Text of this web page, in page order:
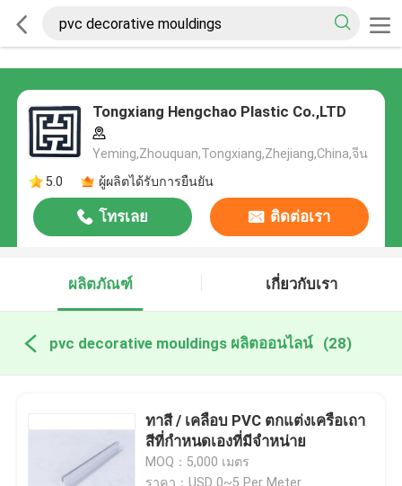
Tongxiang Hengchao Plastic Co.,LTD
Yeming,Zhouquan,Tongxiang,Zhejiang,China,จีน
5.0
ผู้ผลิตได้รับการยืนยัน
โทรเลย ติดต่อเรา
ผลิตภัณฑ์ เกี่ยวกับเรา
pvc decorative mouldings ผลิตออนไลน์ (28)
ทาสี / เคลือบ PVC ตกแต่งเครือเถา
สีที่กำหนดเองที่มีจำหน่าย
MOQ：5,000 เมตร
ราคา：USD 0~5 Per Meter